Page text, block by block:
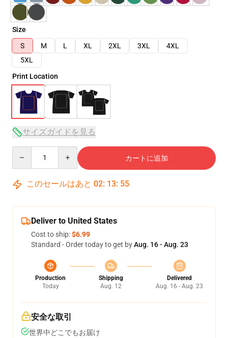
Size
S
M L XL 2XL 3XL
4XL
5XL
Print Location
サイズガイドを見る
カートに追加
このセールはあと 02: 13: 54
Deliver to United States
Cost to ship:$6.99
Standard - Order today to get byAug. 16 - Aug. 23
Production
Today
Shipping
Aug. 12
Delivered
Aug. 16 - Aug. 23
安全な取引
世界中どこでもお届け